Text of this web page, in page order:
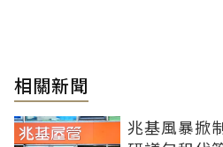
相關新聞
兆基風暴掀